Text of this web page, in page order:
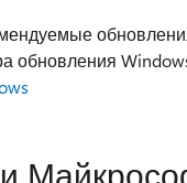
обновления